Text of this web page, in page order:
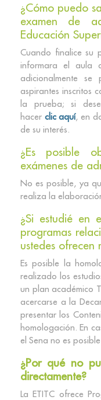
¿Cómo puedo
examen de
Educación
Cuando finalice su
informara el aula
adicionalmente
aspirantes inscritos
la prueba; si
hacer clic aquí, en
de su interés.
¿Es posible
exámenes de
No es posible, ya
realiza la
¿Si estudié en
programas
ustedes ofrecen
Es posible la
realizado los
un plan académico
acercarse a la
presentar los
homologación. En
el Sena no es
¿Por qué no
directamente?
La ETITC ofrece